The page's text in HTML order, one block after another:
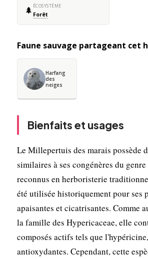
🌲 ÉCOSYSTÈME
Forêt
Faune sauvage partageant cet
Harfang
des
neiges
Bienfaits et usages
Le Millepertuis des marais possède
similaires à ses congénères du
reconnus en herboristerie
été utilisée historiquement pour ses
apaisantes et cicatrisantes. Comme
la famille des Hypericaceae, elle
composés actifs tels que
antioxydantes. Cependant, cette